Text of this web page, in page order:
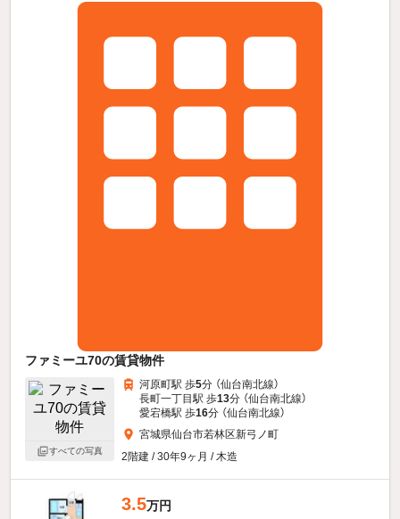
ファミーユ70の賃貸物件
すべての写真
河原町駅 歩5分 （仙台南北線）
長町一丁目駅 歩13分 （仙台南北線）
愛宕橋駅 歩16分 （仙台南北線）
宮城県仙台市若林区新弓ノ町
2階建 / 30年9ヶ月 / 木造
3.5万円